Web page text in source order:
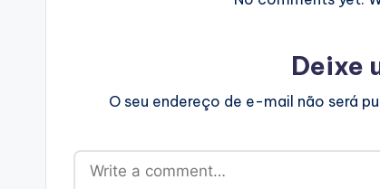
Deixe
O seu endereço de e-mail não será